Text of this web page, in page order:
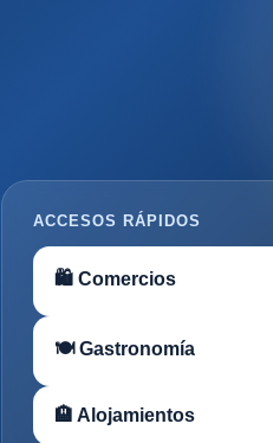
ACCESOS RÁPIDOS
🛍 Comercios
🍽 Gastronomía
🏨 Alojamientos